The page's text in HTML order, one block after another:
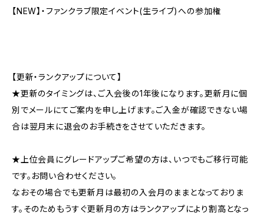
【NEW】・ファンクラブ限定イベント(生ライブ)への参加権
【更新・ランクアップについて】
★更新のタイミングは、ご入会後の1年後になります。更新月に個
別でメールにてご案内を申し上げます。ご入金が確認できない場
合は翌月末に退会のお手続きをさせていただきます。
★上位会員にグレードアップご希望の方は、いつでもご移行可能
です。お問い合わせください。
なおその場合でも更新月は最初の入会月のままとなっておりま
す。そのためもうすぐ更新月の方はランクアップにより割高となっ